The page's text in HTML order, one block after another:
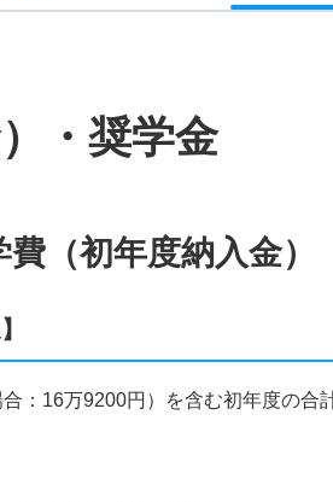
・奨学金
（初年度納入金）
：16万9200円）を含む初年度の合